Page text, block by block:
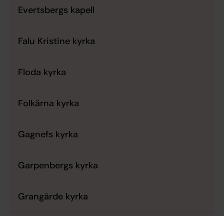
Evertsbergs kapell
Falu Kristine kyrka
Floda kyrka
Folkärna kyrka
Gagnefs kyrka
Garpenbergs kyrka
Grangärde kyrka